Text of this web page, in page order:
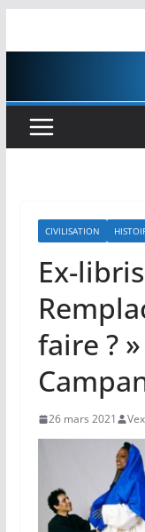
CIVILISATION
Ex-
faire ?
26 mars 2021